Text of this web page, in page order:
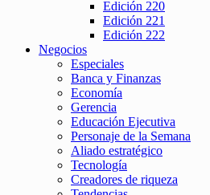
Edición 220
Edición 221
Edición 222
Negocios
Especiales
Banca y Finanzas
Economía
Gerencia
Educación Ejecutiva
Personaje de la Semana
Aliado estratégico
Tecnología
Creadores de riqueza